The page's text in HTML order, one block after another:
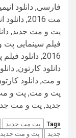
فارسی, دانلود
پت و مت جدید,
فیلم سینمایی پت
دانلود کارتون,
و مت, دانلود
جدید, پت و مت
Tags: پت مت جدید
جدید
پت و مت جدید